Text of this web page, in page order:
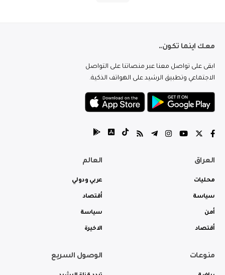
معك اينما تكون..
ابقى على تواصل معنا عبر منصاتنا على التواصل
الاجتماعي وتطبيق الرشيد على الهواتف الذكية.
العراق
محليات
سياسة
أمن
أقتصاد
العالم
عربي ودولي
أقتصاد
سياسة
الاخيرة
منوعات الوصول السريع